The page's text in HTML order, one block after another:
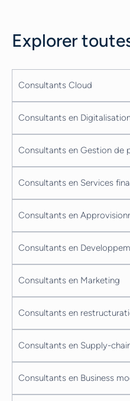
Explorer
Consultants Cloud
Consultants en
Consultants en Gestion de
Consultants en Services
Consultants en
Consultants en
Consultants en Marketing
Consultants en
Consultants en Supply-
Consultants en Business